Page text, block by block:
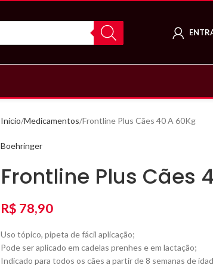
Início Medicamentos Frontline Plus Cães 40 A 60Kg
Boehringer
Frontline Plus Cães
R$ 78,90
Uso tópico, pipeta de fácil aplicação;
Pode ser aplicado em cadelas prenhes e em lactação;
Indicado para todos os cães a partir de 8 semanas de